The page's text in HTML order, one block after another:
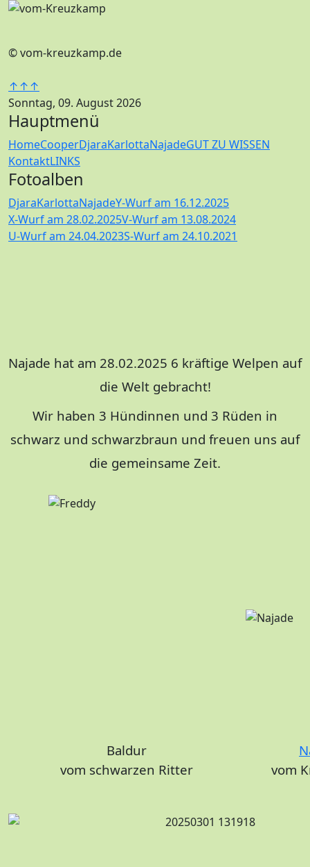
© vom-kreuzkamp.de
↑↑↑
Sonntag, 09. August 2026
Hauptmenü
HomeCooperDjaraKarlottaNajadeGUT ZU WISSEN
KontaktLINKS
Fotoalben
DjaraKarlottaNajadeY-Wurf am 16.12.2025
X-Wurf am 28.02.2025V-Wurf am 13.08.2024
U-Wurf am 24.04.2023S-Wurf am 24.10.2021
Najade hat am 28.02.2025 6 kräftige Welpen auf
die Welt gebracht!
Wir haben 3 Hündinnen und 3 Rüden in
schwarz und schwarzbraun und freuen uns auf
die gemeinsame Zeit.
Baldur
vom schwarzen Ritter
vom